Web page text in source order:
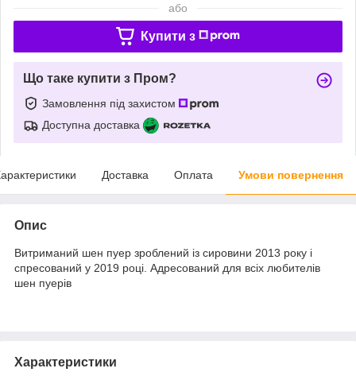
або
Купити з
Що таке купити з Пром?
Замовлення під захистом
Доступна доставка
Доставка Оплата Умови повернення
Опис
Витриманий шен пуер зроблений із сировини 2013 року і
спресований у 2019 році. Адресований для всіх любителів
шен пуерів
Характеристики